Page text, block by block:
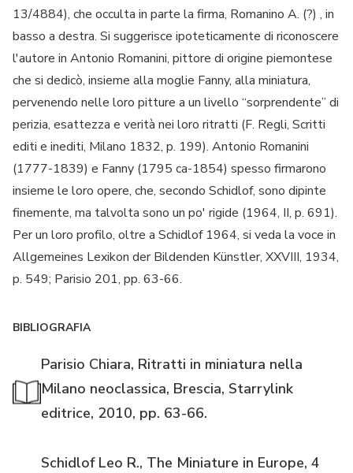
13/4884), che occulta in parte la firma, Romanino A. (?) , in
basso a destra. Si suggerisce ipoteticamente di riconoscere
l'autore in Antonio Romanini, pittore di origine piemontese
che si dedicò, insieme alla moglie Fanny, alla miniatura,
pervenendo nelle loro pitture a un livello “sorprendente” di
perizia, esattezza e verità nei loro ritratti (F. Regli, Scritti
editi e inediti, Milano 1832, p. 199). Antonio Romanini
(1777-1839) e Fanny (1795 ca-1854) spesso firmarono
insieme le loro opere, che, secondo Schidlof, sono dipinte
finemente, ma talvolta sono un po' rigide (1964, II, p. 691).
Per un loro profilo, oltre a Schidlof 1964, si veda la voce in
Allgemeines Lexikon der Bildenden Künstler, XXVIII, 1934,
p. 549; Parisio 201, pp. 63-66.
BIBLIOGRAFIA
Parisio Chiara, Ritratti in miniatura nella
Milano neoclassica, Brescia, Starrylink
editrice, 2010, pp. 63-66.
Schidlof Leo R., The Miniature in Europe, 4